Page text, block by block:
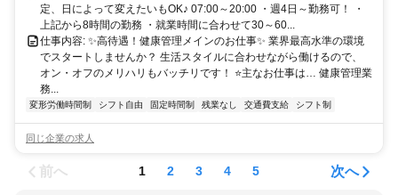
定、日によって変えたいもOK♪ 07:00～20:00 ・週4日～勤務可！ ・
上記から8時間の勤務 ・就業時間に合わせて30～60...
仕事内容: ✨高待遇！健康管理メインのお仕事✨ 業界最高水準の環境
でスタートしませんか？ 生活スタイルに合わせながら働けるので、
オン・オフのメリハリもバッチリです！ ⭐主なお仕事は… 健康管理業
務...
変形労働時間制 シフト自由 固定時間制 残業なし 交通費支給 シフト制
同じ企業の求人
前へ 1 2 3 4 5 次へ